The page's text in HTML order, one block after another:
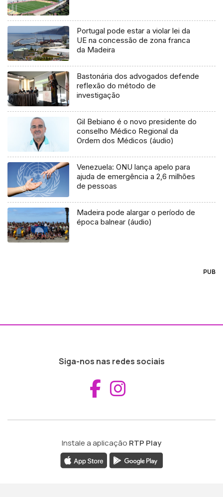
Portugal pode estar a violar lei da
UE na concessão de zona franca
da Madeira
Bastonária dos advogados defende
reflexão do método de
investigação
Gil Bebiano é o novo presidente do
conselho Médico Regional da
Ordem dos Médicos (áudio)
Venezuela: ONU lança apelo para
ajuda de emergência a 2,6 milhões
de pessoas
Madeira pode alargar o período de
época balnear (áudio)
PUB
Siga-nos nas redes sociais
Aceder ao
Instale a aplicação RTP Play